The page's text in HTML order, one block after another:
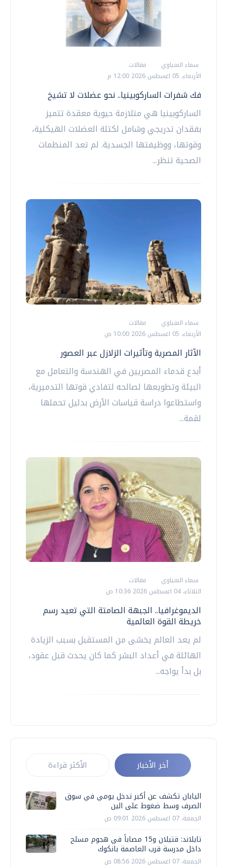
سماء المنياوي
مقالات
الأربعاء، 05 اغسطس 2026 12:00 م
فك شفرات الساركوبينيا.. نحو عضلات لا تشيخ
الساركوبينيا هي متلازمة حيوية معقدة تتميز
بفقدان تدريجي وشامل لكتلة العضلات الهيكلية،
وقوتها، ووظيفتها الجسدية. لم تعد المنظمات
الصحية تنظر...
سماء المنياوي
مقالات
الأربعاء، 05 اغسطس 2026 10:00 ص
الآثار المصرية وتأثيرات الزلازل عبر العصور
أبدع قدماء المصريين في الهندسة والتعامل مع
البيئة وتطويعها لصالحه لتفادي قوتها التدميرية،
واستطاعوا دراسة قياسات الأرض بدليل تحملها
لقمة...
سماء المنياوي
مقالات
الثلاثاء، 04 اغسطس 2026 10:36 ص
الديموغرافيا.. الجبهة الصامتة التي تعيد رسم
خريطة القوة العالمية
لم يعد العالم يخشى من المستقبل بسبب الزيادة
الهائلة في أعداد البشر كما كان يحدث قبل عقود،
بل بدأ يواجه...
أخر الأخبار الأكثر قراءة
اليابان تكشف عن أكبر تدخل يومي في سوق
الصرف وسط ضغوط على الين
الجمعة، 07 اغسطس 2026 09:01 ص
تايلاند: قتيلان و15 مصاباً في هجوم مسلح
داخل مدرسة قرب العاصمة بانكوك
الجمعة، 07 اغسطس 2026 08:56 ص